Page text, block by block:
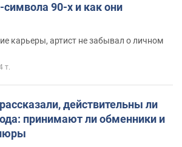
символа 90-х и как они
карьеры, артист не забывал о личном
т.
действительны ли
принимают ли обменники и